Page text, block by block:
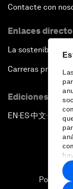
Contacte con
Enlaces
La sostenibilidad
Carreras
Ediciones en
EN ▪ES▪中文▪ 日本語
Política